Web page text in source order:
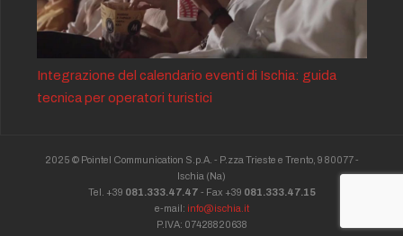
Integrazione del calendario eventi di Ischia: guida
tecnica per operatori turistici
2025 © Pointel Communication S.p.A. - P.zza Trieste e Trento, 9 80077 -
Ischia (Na)
Tel. +39 081.333.47.47 - Fax +39 081.333.47.15
e-mail: info@ischia.it
P.IVA: 07428820638